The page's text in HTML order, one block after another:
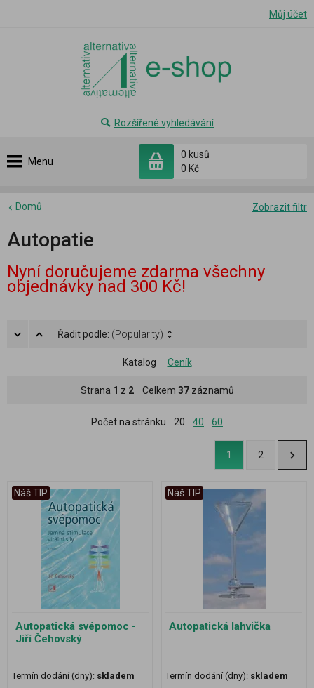
Můj účet
Menu
0 kusů
0 Kč
Rozšířené vyhledávání
Zobrazit filtr
Domů
Autopatie
Nyní doručujeme zdarma všechny
objednávky nad 300 Kč!
Řadit podle: (Popularity)
Katalog Ceník
Strana 1 z 2Celkem 37záznamů
Počet na stránku 20 40 60
1 2
Náš TIP
Autopatická svépomoc -
Jiří Čehovský
Termín dodání (dny): skladem
Náš TIP
Autopatická lahvička
Termín dodání (dny): skladem